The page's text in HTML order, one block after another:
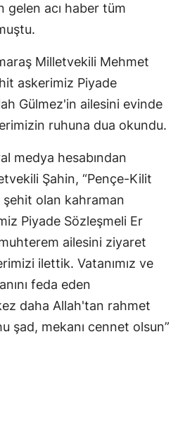
gelen acı haber tüm
Milletvekili Mehmet
askerimiz Piyade
Gülmez'in ailesini evinde
ruhuna dua okundu.
medya hesabından
Şahin, “Pençe-Kilit
şehit olan kahraman
Piyade Sözleşmeli Er
ailesini ziyaret
ilettik. Vatanımız ve
feda eden
daha Allah'tan rahmet
şad, mekanı cennet olsun”